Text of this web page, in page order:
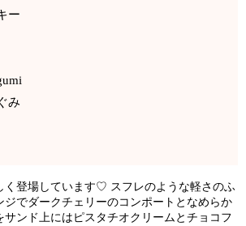
ー
み
く登場しています♡ スフレのような軽さのふ
ジでダークチェリーのコンポートとなめらか
サンド上にはピスタチオクリームとチョコフ